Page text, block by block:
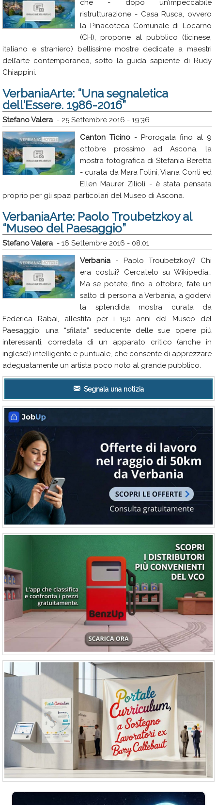
che - dopo un’impeccabile
ristrutturazione - Casa Rusca, ovvero
la Pinacoteca Comunale di Locarno
(CH), propone al pubblico (ticinese,
italiano e straniero) bellissime mostre dedicate a maestri
dell’arte contemporanea, sotto la guida sapiente di Rudy
Chiappini.
VerbaniaArte: “Una segnaletica
dell’Essere. 1986-2016”
Stefano Valera - 25 Settembre 2016 - 19:36
Canton Ticino - Prorogata fino al 9
ottobre prossimo ad Ascona, la
mostra fotografica di Stefania Beretta
- curata da Mara Folini, Viana Conti ed
Ellen Maurer Zilioli - è stata pensata
proprio per gli spazi particolari del Museo di Ascona.
VerbaniaArte: Paolo Troubetzkoy al
“Museo del Paesaggio”
Stefano Valera - 16 Settembre 2016 - 08:01
Verbania - Paolo Troubetzkoy? Chi
era costui? Cercatelo su Wikipedia…
Ma se potete, fino a ottobre, fate un
salto di persona a Verbania, a godervi
la splendida mostra curata da
Federica Rabai, allestita per i 150 anni del Museo del
Paesaggio: una “sfilata” seducente delle sue opere più
interessanti, corredata di un apparato critico (anche in
inglese!) intelligente e puntuale, che consente di apprezzare
adeguatamente un artista poco noto al grande pubblico.
Segnala una notizia